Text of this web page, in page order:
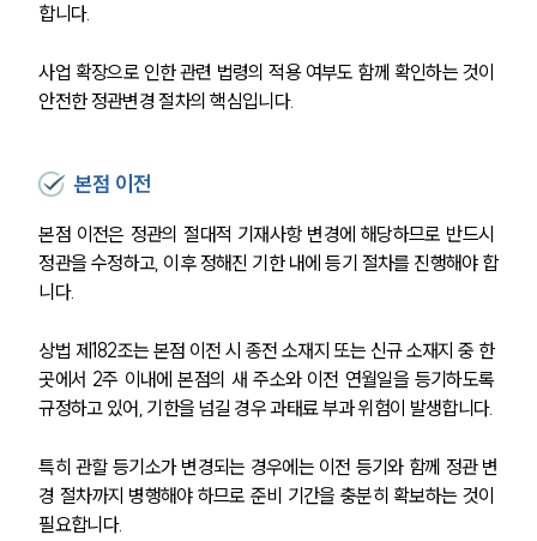
합니다.
사업 확장으로 인한 관련 법령의 적용 여부도 함께 확인하는 것이
안전한 정관변경 절차의 핵심입니다.
본점 이전
본점 이전은 정관의 절대적 기재사항 변경에 해당하므로 반드시
정관을 수정하고, 이후 정해진 기한 내에 등기 절차를 진행해야 합
니다.
상법 제182조는 본점 이전 시 종전 소재지 또는 신규 소재지 중 한
곳에서 2주 이내에 본점의 새 주소와 이전 연월일을 등기하도록
규정하고 있어, 기한을 넘길 경우 과태료 부과 위험이 발생합니다.
특히 관할 등기소가 변경되는 경우에는 이전 등기와 함께 정관 변
경 절차까지 병행해야 하므로 준비 기간을 충분히 확보하는 것이
필요합니다.